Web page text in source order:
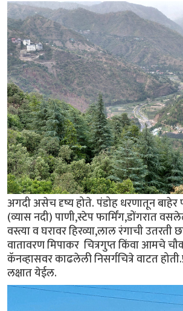
अगदी असेच दृष्य होते. पंडोह धरणातून बाहेर
(व्यास नदी) पाणी,स्टेप फार्मिंग,डोंगरात
वस्त्या व घरावर हिरव्या,लाल रंगाची
वातावरण मिपाकर चित्रगुप्त किंवा आमचे
कॅनव्हासवर काढलेली निसर्गचित्रे वाटत
लक्षात येईल.